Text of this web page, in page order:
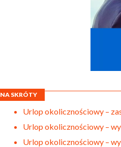
NA SKRÓTY
Urlop okolicznościowy –
Urlop okolicznościowy –
Urlop okolicznościowy –